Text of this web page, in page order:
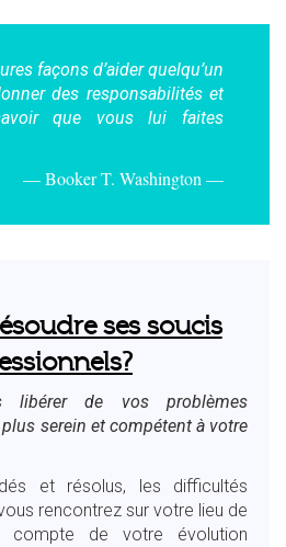
façons d’aider quelqu’un
des responsabilités et
que vous lui faites
Booker T. Washington
ses soucis
libérer de vos problèmes
serein et compétent à votre
et résolus, les difficultés
rencontrez sur votre lieu de
compte de votre évolution